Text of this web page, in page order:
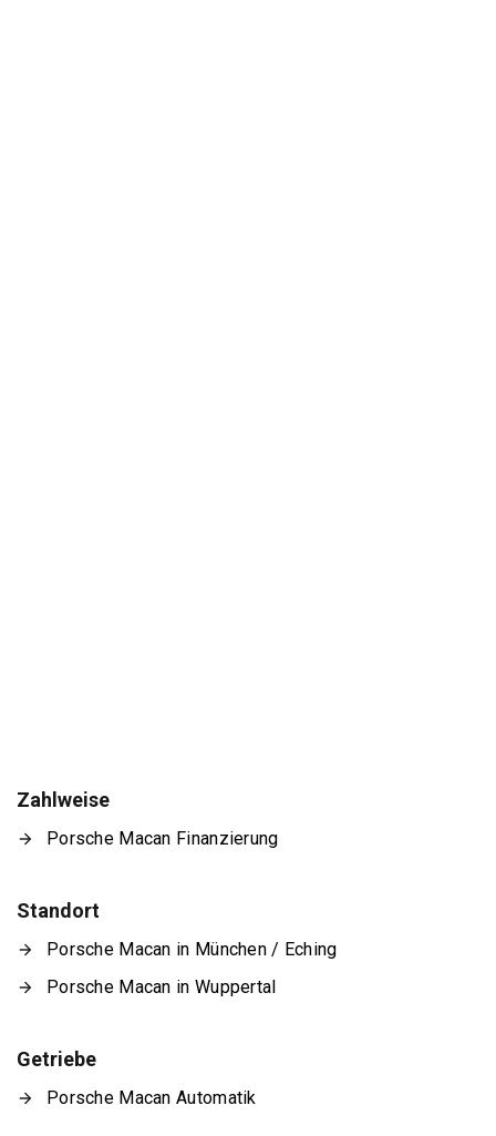
Zahlweise
Porsche Macan Finanzierung
Standort
Porsche Macan in München / Eching
Porsche Macan in Wuppertal
Getriebe
Porsche Macan Automatik